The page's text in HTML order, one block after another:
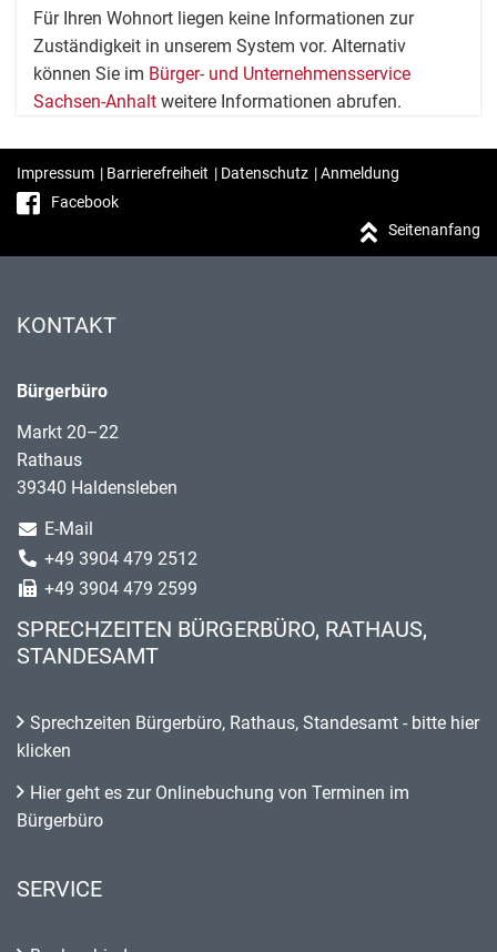
Für Ihren Wohnort liegen keine Informationen zur
Zuständigkeit in unserem System vor. Alternativ
können Sie im Bürger- und Unternehmensservice
Sachsen-Anhalt weitere Informationen abrufen.
Impressum | Barrierefreiheit | Datenschutz |Anmeldung
Facebook
Seitenanfang
KONTAKT
Bürgerbüro
Markt 20–22
Rathaus
39340 Haldensleben
E-Mail
+49 3904 479 2512
+49 3904 479 2599
SPRECHZEITEN BÜRGERBÜRO, RATHAUS,
STANDESAMT
Sprechzeiten Bürgerbüro, Rathaus, Standesamt - bitte hier
klicken
Hier geht es zur Onlinebuchung von Terminen im
Bürgerbüro
SERVICE